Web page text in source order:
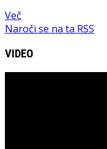
Več
Naroči se na ta RSS
VIDEO